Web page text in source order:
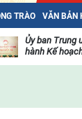
TRÀO VĂN BẢN
Ủy ban Trung
hành Kế